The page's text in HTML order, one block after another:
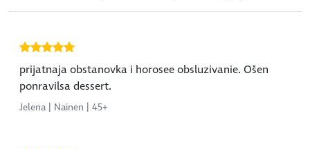
prijatnaja obstanovka i horosee obsluzivanie. Ošen
ponravilsa dessert.
Jelena | Nainen | 45+